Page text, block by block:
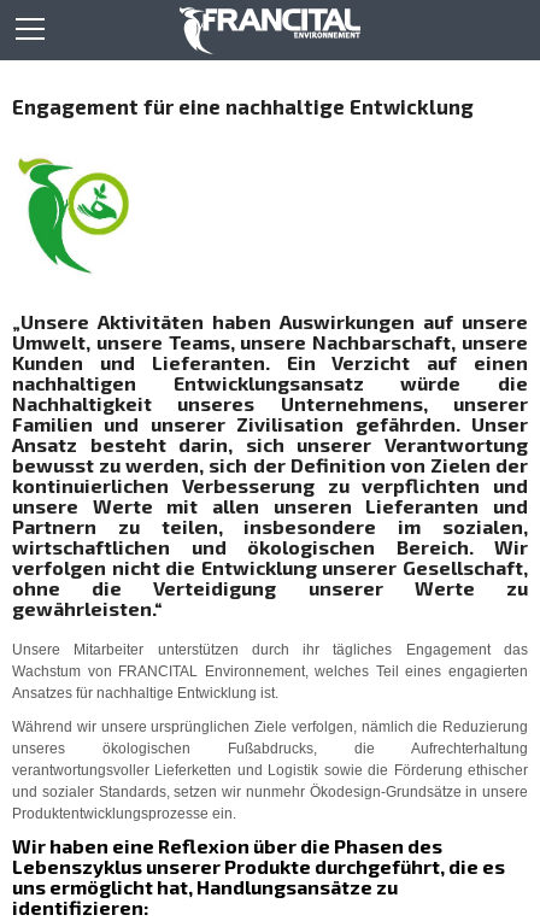
Engagement für eine nachhaltige Entwicklung
„Unsere Aktivitäten haben Auswirkungen auf unsere
Umwelt, unsere Teams, unsere Nachbarschaft, unsere
Kunden und Lieferanten. Ein Verzicht auf einen
nachhaltigen Entwicklungsansatz würde die
Nachhaltigkeit unseres Unternehmens, unserer
Familien und unserer Zivilisation gefährden. Unser
Ansatz besteht darin, sich unserer Verantwortung
bewusst zu werden, sich der Definition von Zielen der
kontinuierlichen Verbesserung zu verpflichten und
unsere Werte mit allen unseren Lieferanten und
Partnern zu teilen, insbesondere im sozialen,
wirtschaftlichen und ökologischen Bereich. Wir
verfolgen nicht die Entwicklung unserer Gesellschaft,
ohne die Verteidigung unserer Werte zu
gewährleisten.“
Unsere Mitarbeiter unterstützen durch ihr tägliches Engagement das
Wachstum von FRANCITAL Environnement, welches Teil eines engagierten
Ansatzes für nachhaltige Entwicklung ist.
Während wir unsere ursprünglichen Ziele verfolgen, nämlich die Reduzierung
unseres ökologischen Fußabdrucks, die Aufrechterhaltung
verantwortungsvoller Lieferketten und Logistik sowie die Förderung ethischer
und sozialer Standards, setzen wir nunmehr Ökodesign-Grundsätze in unsere
Produktentwicklungsprozesse ein.
Wir haben eine Reflexion über die Phasen des
Lebenszyklus unserer Produkte durchgeführt, die es
uns ermöglicht hat, Handlungsansätze zu
identifizieren: